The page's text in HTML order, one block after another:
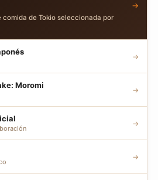
comida de Tokio seleccionada por
→
→
Moromi →
→
→